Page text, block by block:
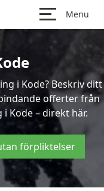
Menu
i Kode? Beskriv ditt
offerter från
Kode – direkt här.
förpliktelser